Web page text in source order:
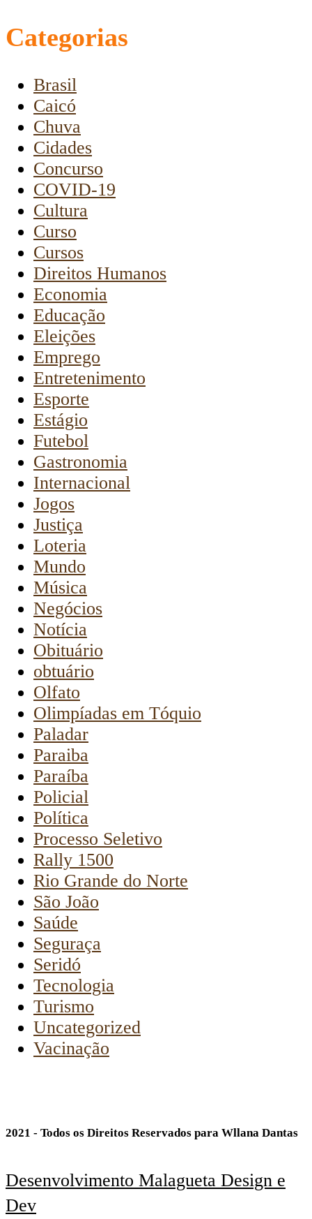
Categorias
Brasil
Caicó
Chuva
Cidades
Concurso
COVID-19
Cultura
Curso
Cursos
Direitos Humanos
Economia
Educação
Eleições
Emprego
Entretenimento
Esporte
Estágio
Futebol
Gastronomia
Internacional
Jogos
Justiça
Loteria
Mundo
Música
Negócios
Notícia
Obituário
obtuário
Olfato
Olimpíadas em Tóquio
Paladar
Paraiba
Paraíba
Policial
Política
Processo Seletivo
Rally 1500
Rio Grande do Norte
São João
Saúde
Seguraça
Seridó
Tecnologia
Turismo
Uncategorized
Vacinação
2021 - Todos os Direitos Reservados para Wllana Dantas
Desenvolvimento Malagueta Design e
Dev